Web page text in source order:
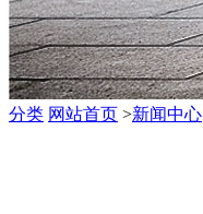
分类 网站首页 >新闻中心